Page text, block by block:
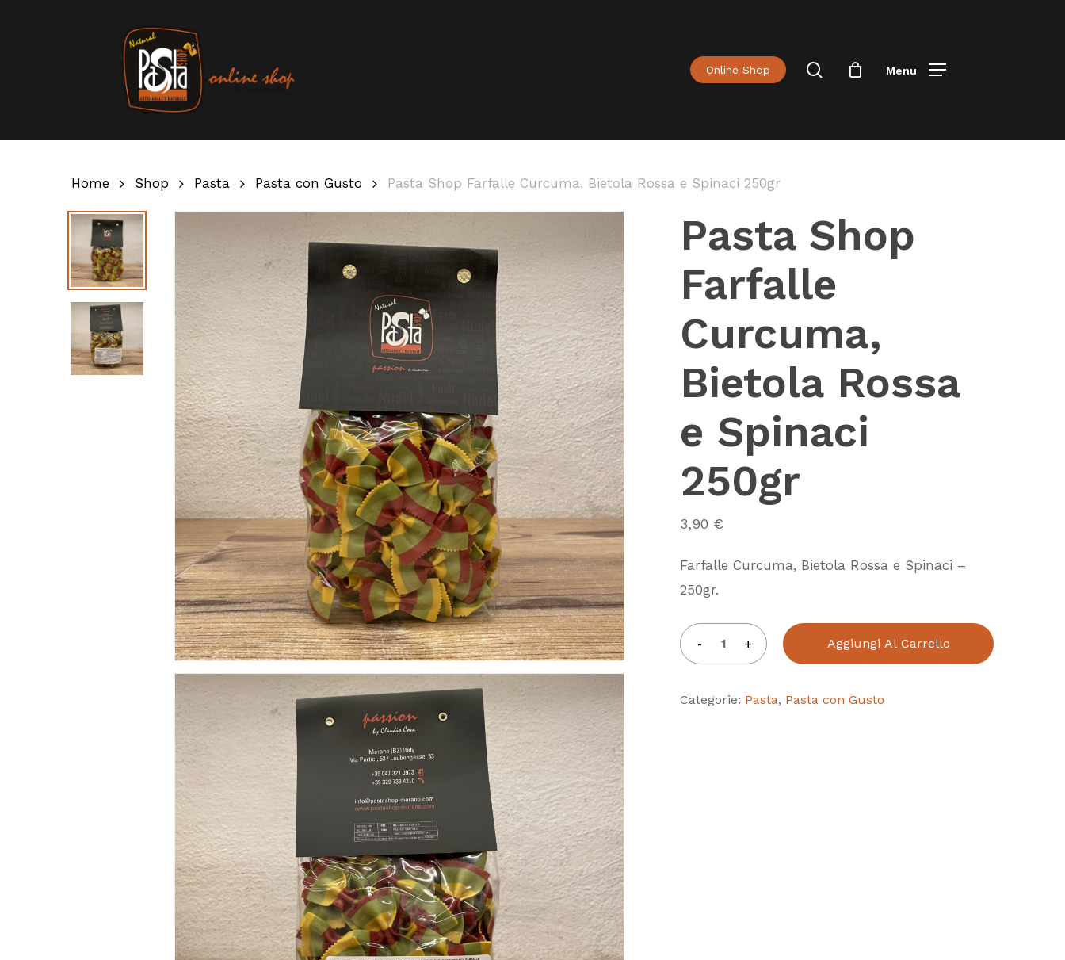
Online Shop Cerca Menu
Home Shop Pasta Pasta con Gusto Pasta Shop Farfalle Curcuma, Bietola Rossa e Spinaci 250gr
Pasta Shop
Farfalle
Curcuma,
Bietola Rossa
e Spinaci
250gr
3,90 €
Farfalle Curcuma, Bietola Rossa e Spinaci –
250gr.
Aggiungi Al Carrello
Categorie: Pasta, Pasta con Gusto